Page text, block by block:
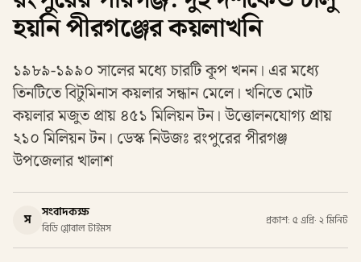
হয়নি পীরগঞ্জের কয়লাখনি
১৯৮৯-১৯৯০ সালের মধ্যে চারটি কূপ খনন। এর মধ্যে
তিনটিতে বিটুমিনাস কয়লার সন্ধান মেলে। খনিতে মোট
কয়লার মজুত প্রায় ৪৫১ মিলিয়ন টন। উত্তোলনযোগ্য প্রায়
২১০ মিলিয়ন টন। ডেস্ক নিউজঃ রংপুরের পীরগঞ্জ
উপজেলার খালাশ
স সংবাদকক্ষ
বিডি গ্লোবাল টাইমস
প্রকাশ: ৫ এপ্রি· ২ মিনিট